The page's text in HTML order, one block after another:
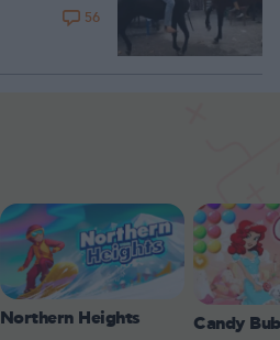
56
Northern Heights Candy